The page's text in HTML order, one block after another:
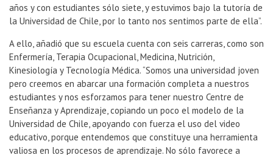
años y con estudiantes sólo siete, y estuvimos bajo la tutoría de
la Universidad de Chile, por lo tanto nos sentimos parte de ella”.
A ello, añadió que su escuela cuenta con seis carreras, como son
Enfermería, Terapia Ocupacional, Medicina, Nutrición,
Kinesiología y Tecnología Médica. “Somos una universidad joven
pero creemos en abarcar una formación completa a nuestros
estudiantes y nos esforzamos para tener nuestro Centre de
Enseñanza y Aprendizaje, copiando un poco el modelo de la
Universidad de Chile, apoyando con fuerza el uso del video
educativo, porque entendemos que constituye una herramienta
valiosa en los procesos de aprendizaje. No sólo favorece a